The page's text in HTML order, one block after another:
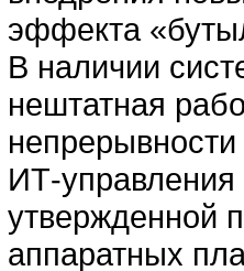
эффекта
В наличии
нештатная
ИТ-управления
утвержденной
аппаратных